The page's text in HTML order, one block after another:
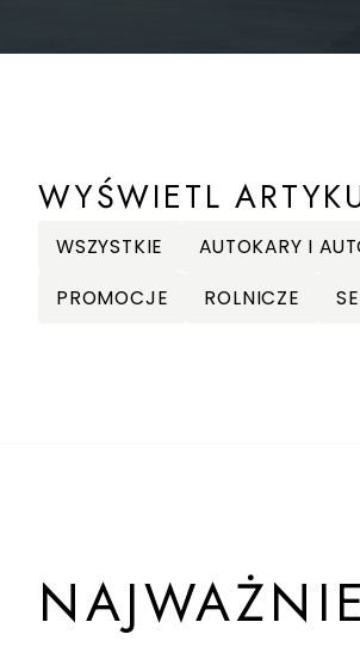
WYŚWIETL
WSZYSTKIE AUTOKARY I
PROMOCJE ROLNICZE